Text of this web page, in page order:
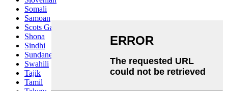
Somali
Samoan
Scots Gaelic
Shona
Sindhi
Sundanese
Swahili
Tajik
Tamil